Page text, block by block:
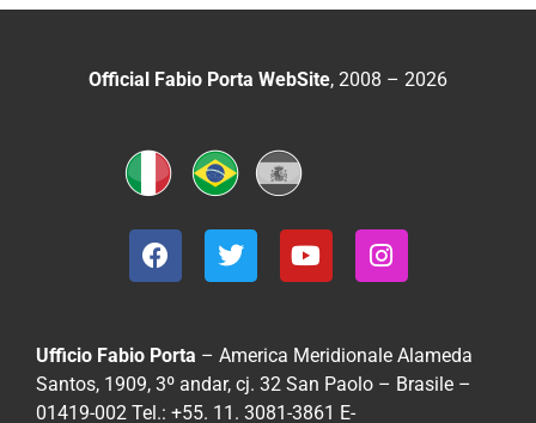
Official Fabio Porta WebSite, 2008 – 2026
Ufficio Fabio Porta – America Meridionale Alameda
Santos, 1909, 3º andar, cj. 32 San Paolo – Brasile –
01419-002 Tel.: +55. 11. 3081-3861 E-